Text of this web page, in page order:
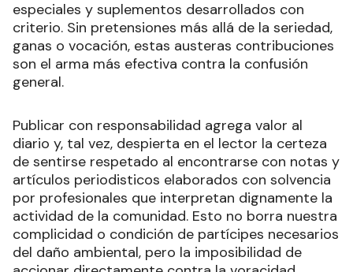
especiales y suplementos desarrollados con
criterio. Sin pretensiones más allá de la seriedad,
ganas o vocación, estas austeras contribuciones
son el arma más efectiva contra la confusión
general.
Publicar con responsabilidad agrega valor al
diario y, tal vez, despierta en el lector la certeza
de sentirse respetado al encontrarse con notas y
artículos periodisticos elaborados con solvencia
por profesionales que interpretan dignamente la
actividad de la comunidad. Esto no borra nuestra
complicidad o condición de partícipes necesarios
del daño ambiental, pero la imposibilidad de